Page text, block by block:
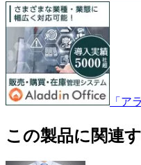
「ア
この製品に関連